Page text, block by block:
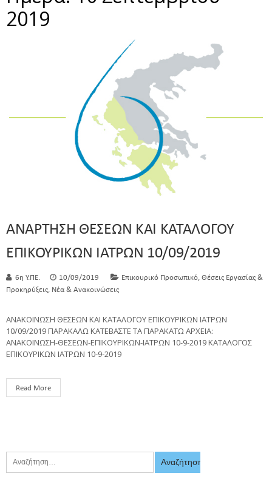
2019
ΑΝΑΡΤΗΣΗ ΘΕΣΕΩΝ ΚΑΙ ΚΑΤΑΛΟΓΟΥ
ΕΠΙΚΟΥΡΙΚΩΝ ΙΑΤΡΩΝ 10/09/2019
6η Υ.ΠΕ. 10/09/2019 Επικουρικό Προσωπικό, Θέσεις Εργασίας &
Προκηρύξεις, Νέα & Ανακοινώσεις
ΑΝΑΚΟΙΝΩΣΗ ΘΕΣΕΩΝ ΚΑΙ ΚΑΤΑΛΟΓΟΥ ΕΠΙΚΟΥΡΙΚΩΝ ΙΑΤΡΩΝ
10/09/2019 ΠΑΡΑΚΑΛΩ ΚΑΤΕΒΑΣΤΕ ΤΑ ΠΑΡΑΚΑΤΩ ΑΡΧΕΙΑ:
ΑΝΑΚΟΙΝΩΣΗ-ΘΕΣΕΩΝ-ΕΠΙΚΟΥΡΙΚΩΝ-ΙΑΤΡΩΝ 10-9-2019 ΚΑΤΑΛΟΓΟΣ
ΕΠΙΚΟΥΡΙΚΩΝ ΙΑΤΡΩΝ 10-9-2019
Read More